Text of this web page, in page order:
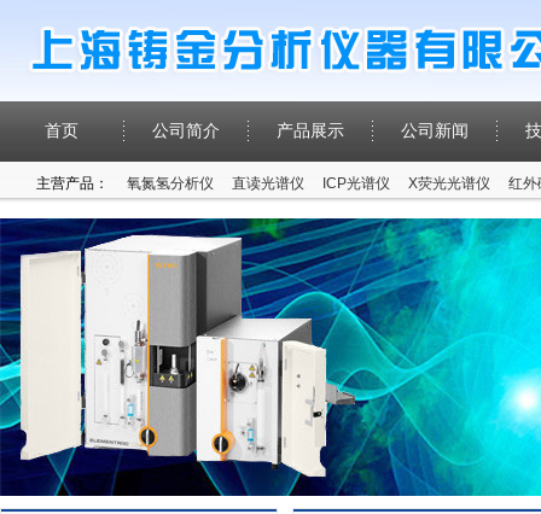
首页 公司简介 产品展示 公司新闻
主营产品： 氧氮氢分析仪 直读光谱仪 ICP光谱仪 X荧光光谱仪 红外